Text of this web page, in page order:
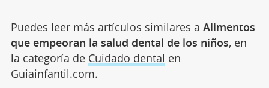
Puedes leer más artículos similares a Alimentos
que empeoran la salud dental de los niños, en
la categoría de Cuidado dental en
Guiainfantil.com.